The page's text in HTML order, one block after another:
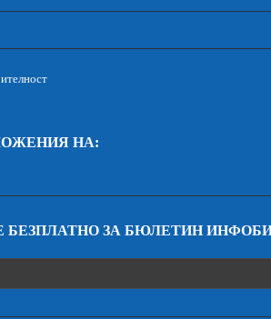
НА:
БЕЗПЛАТНО ЗА БЮЛЕТИН